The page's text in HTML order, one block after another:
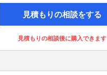
見積もりの相談をする
見積もりの相談後に購入できます